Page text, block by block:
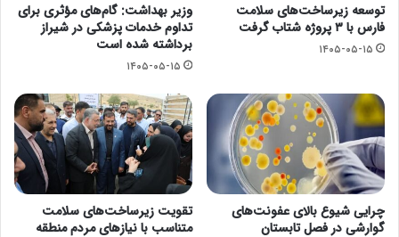
توسعه زیرساخت‌های سلامت
فارس با ۳ پروژه شتاب گرفت
۱۴۰۵-۰۵-۱۵
وزیر بهداشت: گام‌های مؤثری برای
تداوم خدمات پزشکی در شیراز
برداشته شده است
۱۴۰۵-۰۵-۱۵
چرایی شیوع بالای عفونت‌های
گوارشی در فصل تابستان
تقویت زیرساخت‌های سلامت
متناسب با نیازهای مردم منطقه